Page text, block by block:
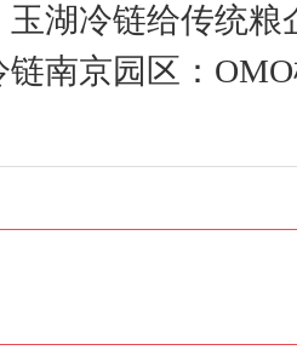
湖冷链给传统粮
南京园区：